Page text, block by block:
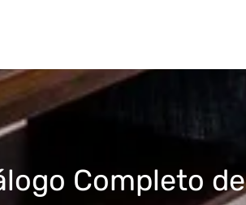
Completo de